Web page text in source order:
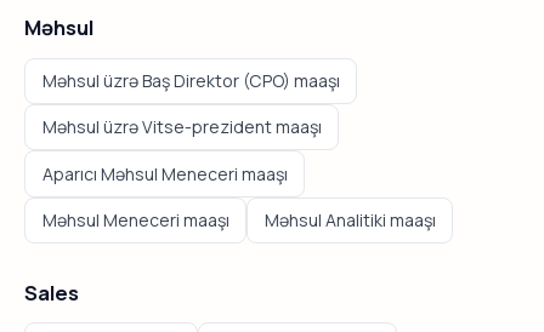
Məhsul
Məhsul üzrə Baş Direktor (CPO) maaşı
Məhsul üzrə Vitse-prezident maaşı
Aparıcı Məhsul Meneceri maaşı
Məhsul Meneceri maaşı Məhsul Analitiki maaşı
Sales